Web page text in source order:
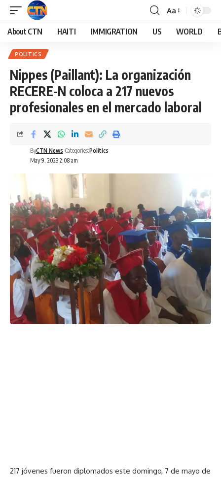
Aa
About CTN HAITI IMMIGRATION US WORLD
POLITICS
Nippes (Paillant): La organización
RECERE-N coloca a 217 nuevos
profesionales en el mercado laboral
May 9, 2023 2:08 am
ByCTN News Categories:Politics
217 jóvenes fueron diplomados este domingo, 7 de mayo de